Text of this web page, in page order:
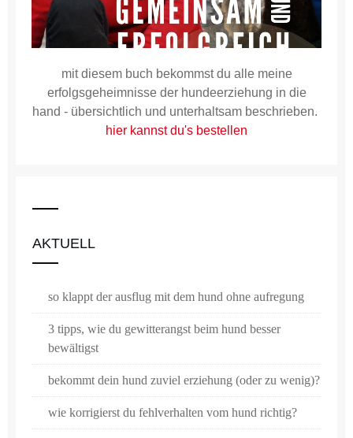
mit diesem buch bekommst du alle meine
erfolgsgeheimnisse der hundeerziehung in die
hand - übersichtlich und unterhaltsam beschrieben.
hier kannst du's bestellen
AKTUELL
so klappt der ausflug mit dem hund ohne aufregung
3 tipps, wie du gewitterangst beim hund besser
bewältigst
bekommt dein hund zuviel erziehung (oder zu wenig)?
wie korrigierst du fehlverhalten vom hund richtig?